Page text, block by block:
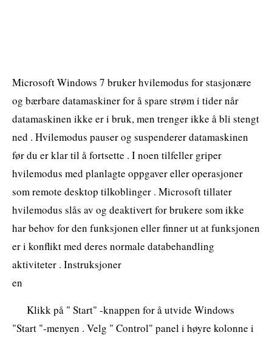
Microsoft Windows 7 bruker hvilemodus for stasjonære
og bærbare datamaskiner for å spare strøm i tider når
datamaskinen ikke er i bruk, men trenger ikke å bli stengt
ned . Hvilemodus pauser og suspenderer datamaskinen
før du er klar til å fortsette . I noen tilfeller griper
hvilemodus med planlagte oppgaver eller operasjoner
som remote desktop tilkoblinger . Microsoft tillater
hvilemodus slås av og deaktivert for brukere som ikke
har behov for den funksjonen eller finner ut at funksjonen
er i konflikt med deres normale databehandling
aktiviteter . Instruksjoner
en
Klikk på " Start" -knappen for å utvide Windows
"Start "-menyen . Velg " Control" panel i høyre kolonne i